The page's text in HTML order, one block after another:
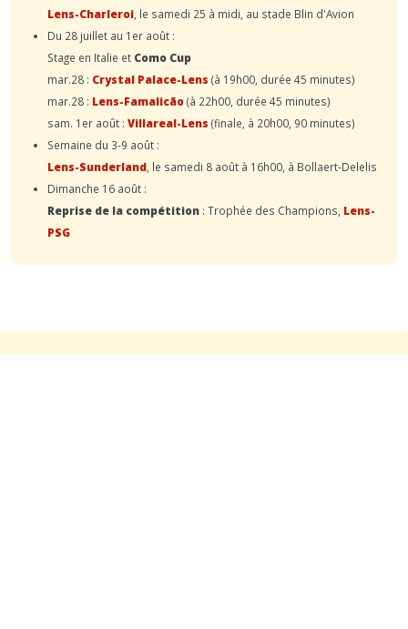
Lens-Charleroi , le samedi 25 à midi, au stade Blin d'Avion
Du 28 juillet au 1er août :
Stage en Italie et Como Cup
mar.28 : Crystal Palace-Lens (à 19h00, durée 45 minutes)
mar.28 : Lens-Famalicão(à 22h00, durée 45 minutes)
sam. 1er août : Villareal-Lens (finale, à 20h00, 90 minutes)
Semaine du 3-9 août :
Lens-Sunderland , le samedi 8 août à 16h00, à Bollaert-Delelis
Dimanche 16 août :
Reprise de la compétition : Trophée des Champions, Lens-
PSG